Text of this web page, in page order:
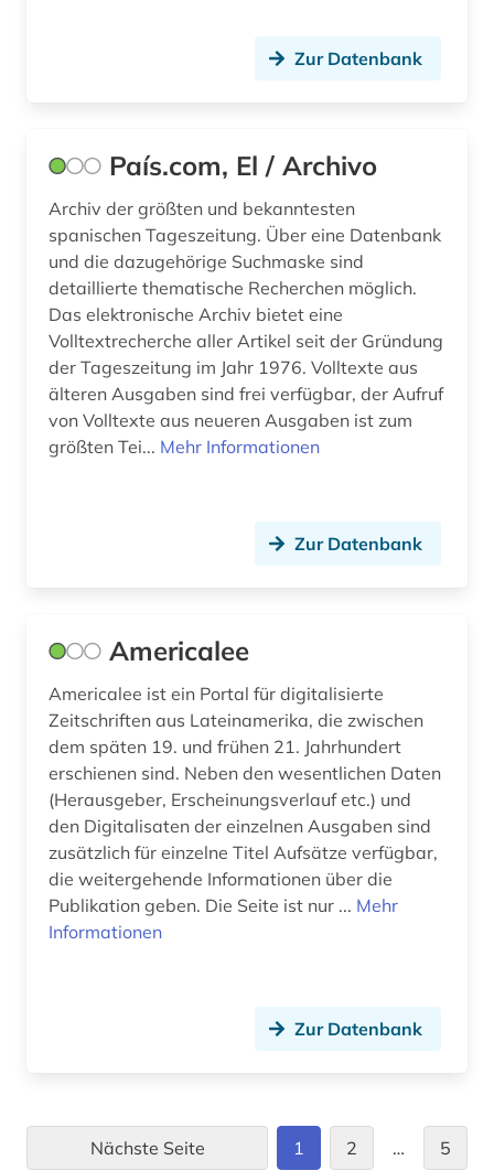
Zur Datenbank
País.com, El / Archivo
Archiv der größten und bekanntesten
spanischen Tageszeitung. Über eine Datenbank
und die dazugehörige Suchmaske sind
detaillierte thematische Recherchen möglich.
Das elektronische Archiv bietet eine
Volltextrecherche aller Artikel seit der Gründung
der Tageszeitung im Jahr 1976. Volltexte aus
älteren Ausgaben sind frei verfügbar, der Aufruf
von Volltexte aus neueren Ausgaben ist zum
größten Tei... Mehr Informationen
Zur Datenbank
Americalee
Americalee ist ein Portal für digitalisierte
Zeitschriften aus Lateinamerika, die zwischen
dem späten 19. und frühen 21. Jahrhundert
erschienen sind. Neben den wesentlichen Daten
(Herausgeber, Erscheinungsverlauf etc.) und
den Digitalisaten der einzelnen Ausgaben sind
zusätzlich für einzelne Titel Aufsätze verfügbar,
die weitergehende Informationen über die
Publikation geben. Die Seite ist nur ... Mehr
Informationen
Zur Datenbank
Nächste Seite 1 2 … 5